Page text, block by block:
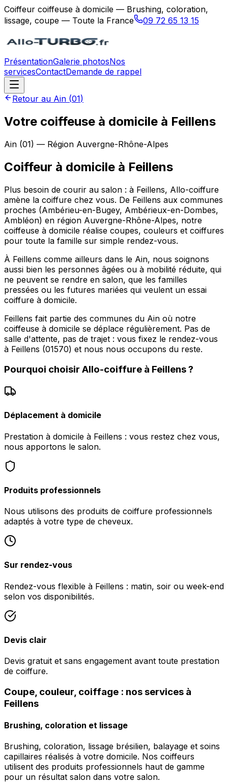
Coiffeur coiffeuse à domicile — Brushing, coloration,
lissage, coupe — Toute la France
09 72 65 13 15
PrésentationGalerie photosNos
servicesContactDemande de rappel
Retour au Ain (01)
Votre coiffeuse à domicile à Feillens
Ain (01) — Région Auvergne-Rhône-Alpes
Coiffeur à domicile à Feillens
Plus besoin de courir au salon : à Feillens, Allo-coiffure
amène la coiffure chez vous. De Feillens aux communes
proches (Ambérieu-en-Bugey, Ambérieux-en-Dombes,
Ambléon) en région Auvergne-Rhône-Alpes, notre
coiffeuse à domicile réalise coupes, couleurs et coiffures
pour toute la famille sur simple rendez-vous.
À Feillens comme ailleurs dans le Ain, nous soignons
aussi bien les personnes âgées ou à mobilité réduite, qui
ne peuvent se rendre en salon, que les familles
pressées ou les futures mariées qui veulent un essai
coiffure à domicile.
Feillens fait partie des communes du Ain où notre
coiffeuse à domicile se déplace régulièrement. Pas de
salle d'attente, pas de trajet : vous fixez le rendez-vous
à Feillens (01570) et nous nous occupons du reste.
Pourquoi choisir Allo-coiffure à Feillens?
Déplacement à domicile
Prestation à domicile à Feillens : vous restez chez vous,
nous apportons le salon.
Produits professionnels
Nous utilisons des produits de coiffure professionnels
adaptés à votre type de cheveux.
Sur rendez-vous
Rendez-vous flexible à Feillens : matin, soir ou week-end
selon vos disponibilités.
Devis clair
Devis gratuit et sans engagement avant toute prestation
de coiffure.
Coupe, couleur, coiffage : nos services à
Feillens
Brushing, coloration et lissage
Brushing, coloration, lissage brésilien, balayage et soins
capillaires réalisés à votre domicile. Nos coiffeurs
utilisent des produits professionnels haut de gamme
pour un résultat salon dans votre salon.